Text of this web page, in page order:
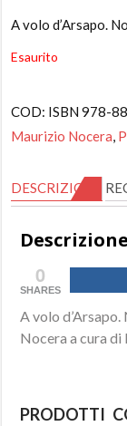
A volo d’Arsapo.
Esaurito
COD: ISBN 978-
Maurizio Nocera,
DESCRIZIONE
Descrizione
0
SHARES
A volo
Nocera a cura di
PRODOTTI